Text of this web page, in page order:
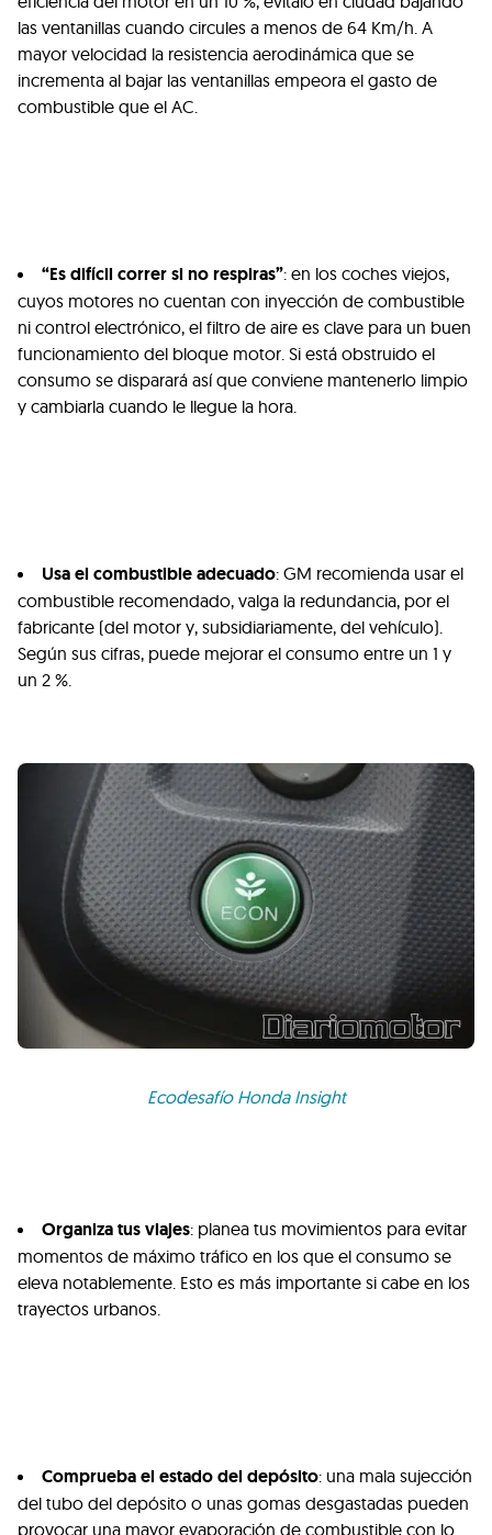
las ventanillas cuando circules a menos de 64 Km/h. A
mayor velocidad la resistencia aerodinámica que se
incrementa al bajar las ventanillas empeora el gasto de
combustible que el AC.
“Es difícil correr si no respiras”: en los coches viejos,
cuyos motores no cuentan con inyección de combustible
ni control electrónico, el filtro de aire es clave para un buen
funcionamiento del bloque motor. Si está obstruido el
consumo se disparará así que conviene mantenerlo limpio
y cambiarla cuando le llegue la hora.
Usa el combustible adecuado: GM recomienda usar el
combustible recomendado, valga la redundancia, por el
fabricante (del motor y, subsidiariamente, del vehículo).
Según sus cifras, puede mejorar el consumo entre un 1 y
un 2 %.
Ecodesafío Honda Insight
Organiza tus viajes: planea tus movimientos para evitar
momentos de máximo tráfico en los que el consumo se
eleva notablemente. Esto es más importante si cabe en los
trayectos urbanos.
Comprueba el estado del depósito: una mala sujección
del tubo del depósito o unas gomas desgastadas pueden
provocar una mayor evaporación de combustible con lo